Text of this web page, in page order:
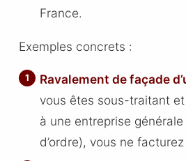
France.
Exemples concrets :
Ravalement de façade
vous êtes sous-traitant
à une entreprise
d’ordre), vous ne